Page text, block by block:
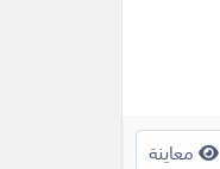
معاينة